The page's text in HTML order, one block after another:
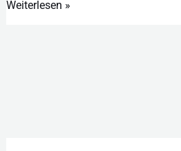
Weiterlesen »